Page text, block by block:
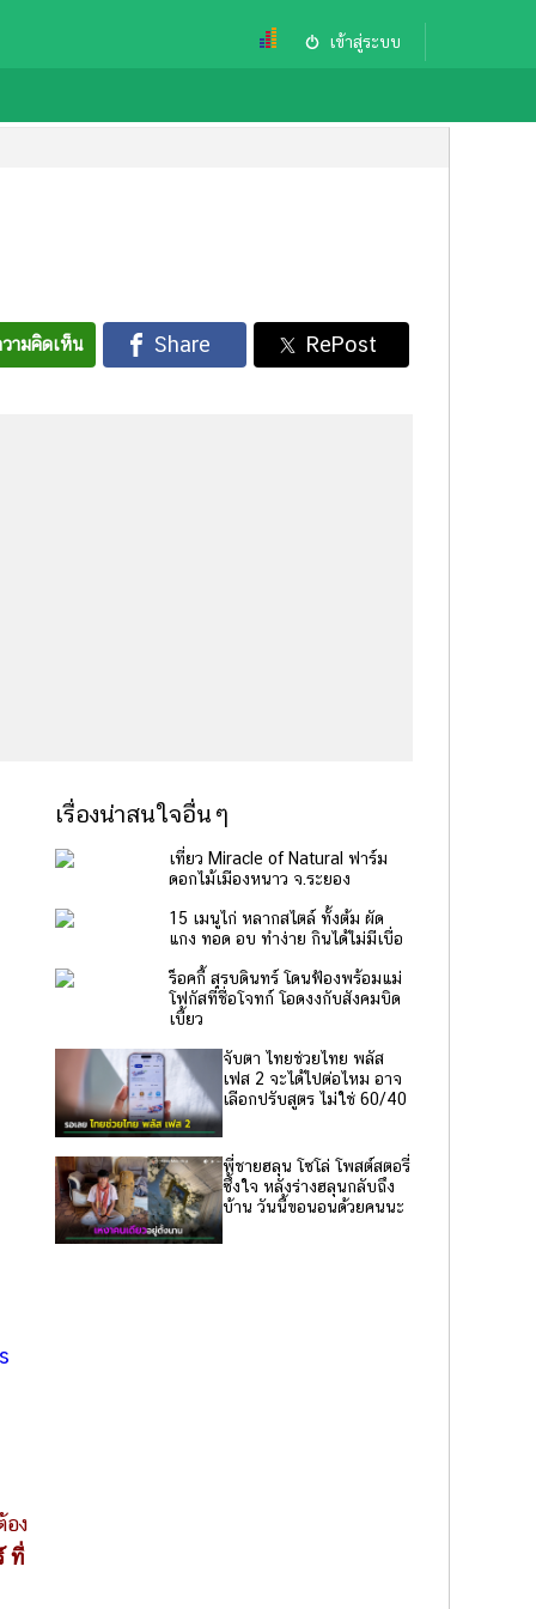
เข้าสู่ระบบ
ามคิดเห็น
ง
ที่
เรื่องน่าสนใจอื่นๆ
เที่ยว Miracle of Natural ฟาร์ม
ดอกไม้เมืองหนาว จ.ระยอง
15 เมนูไก่ หลากสไตล์ ทั้งต้ม ผัด
แกง ทอด อบ ทำง่าย กินได้ไม่มีเบื่อ
ร็อคกี้ สุรบดินทร์ โดนฟ้องพร้อมแม่
โฟกัสที่ชื่อโจทก์ โอดงงกับสังคมบิด
เบี้ยว
จับตา ไทยช่วยไทย พลัส
เฟส 2 จะได้ไปต่อไหม อาจ
เลือกปรับสูตร ไม่ใช่ 60/40
พี่ชายฮลุน โซโล่ โพสต์สตอรี่
ซึ้งใจ หลังร่างฮลุนกลับถึง
บ้าน วันนี้ขอนอนด้วยคนนะ